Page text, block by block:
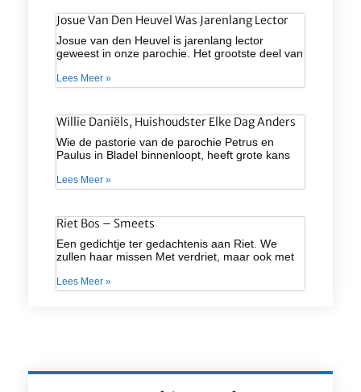
Josue Van Den Heuvel Was Jarenlang Lector
Josue van den Heuvel is jarenlang lector
geweest in onze parochie. Het grootste deel van
Lees Meer »
Willie Daniëls, Huishoudster Elke Dag Anders
Wie de pastorie van de parochie Petrus en
Paulus in Bladel binnenloopt, heeft grote kans
Lees Meer »
Riet Bos – Smeets
Een gedichtje ter gedachtenis aan Riet. We
zullen haar missen Met verdriet, maar ook met
Lees Meer »